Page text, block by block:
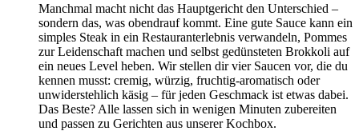
Manchmal macht nicht das Hauptgericht den Unterschied –
sondern das, was obendrauf kommt. Eine gute Sauce kann ein
simples Steak in ein Restauranterlebnis verwandeln, Pommes
zur Leidenschaft machen und selbst gedünsteten Brokkoli auf
ein neues Level heben. Wir stellen dir vier Saucen vor, die du
kennen musst: cremig, würzig, fruchtig-aromatisch oder
unwiderstehlich käsig – für jeden Geschmack ist etwas dabei.
Das Beste? Alle lassen sich in wenigen Minuten zubereiten
und passen zu Gerichten aus unserer Kochbox.